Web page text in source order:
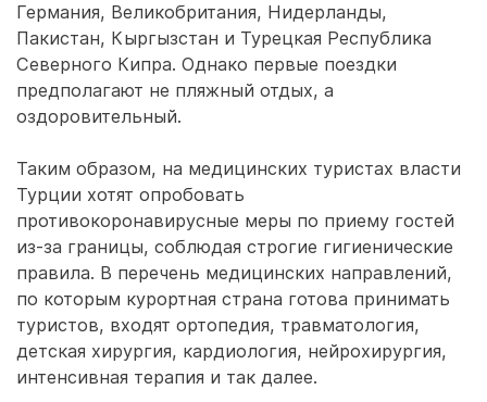
Германия, Великобритания, Нидерланды,
Пакистан, Кыргызстан и Турецкая Республика
Северного Кипра. Однако первые поездки
предполагают не пляжный отдых, а
оздоровительный.
Таким образом, на медицинских туристах власти
Турции хотят опробовать
противокоронавирусные меры по приему гостей
из-за границы, соблюдая строгие гигиенические
правила. В перечень медицинских направлений,
по которым курортная страна готова принимать
туристов, входят ортопедия, травматология,
детская хирургия, кардиология, нейрохирургия,
интенсивная терапия и так далее.